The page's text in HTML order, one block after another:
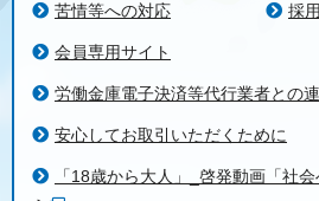
苦情等への対応 採
会員専用サイト
労働金庫電子決済等代行業者との
安心してお取引いただくために
「18歳から大人」_啓発動画「社